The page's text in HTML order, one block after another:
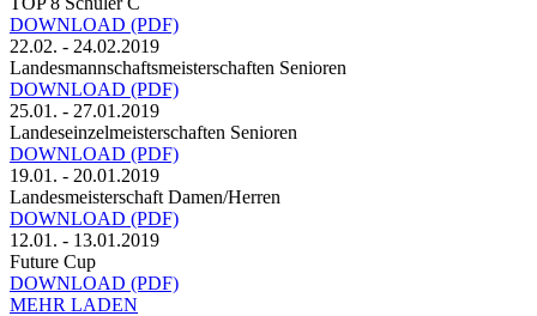
DOWNLOAD (PDF)
22.02. - 24.02.2019
Landesmannschaftsmeisterschaften Senioren
DOWNLOAD (PDF)
25.01. - 27.01.2019
Landeseinzelmeisterschaften Senioren
DOWNLOAD (PDF)
19.01. - 20.01.2019
Landesmeisterschaft Damen/Herren
DOWNLOAD (PDF)
12.01. - 13.01.2019
Future Cup
DOWNLOAD (PDF)
MEHR LADEN